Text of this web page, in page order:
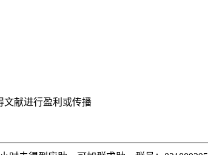
文献进行盈利或传播